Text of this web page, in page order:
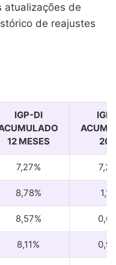
atualizações de
de reajustes
IGP-DI
12 MESES
7,27%
8,78%
8,57%
8,11%